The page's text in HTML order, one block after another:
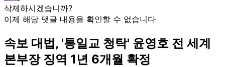
삭제하시겠습니까?
이제 해당 댓글 내용을 확인할 수 없습니다
속보 대법, '통일교 청탁' 윤영호 전 세계
본부장 징역 1년 6개월 확정